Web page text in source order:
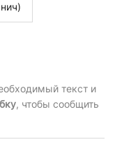
текст и
, чтобы сообщить